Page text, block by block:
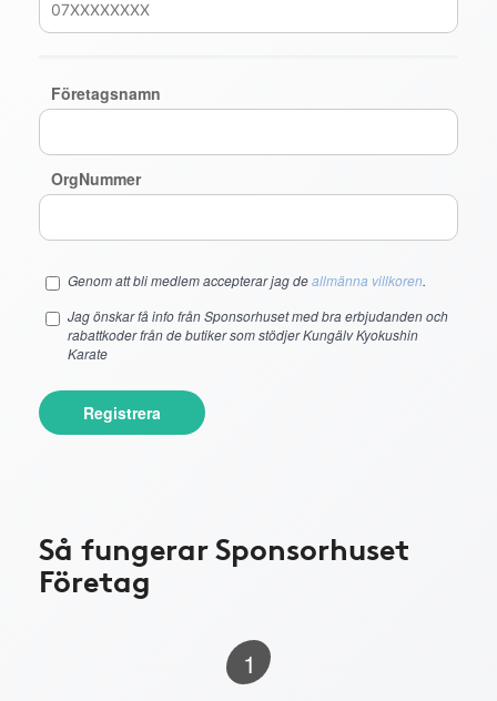
Företagsnamn
OrgNummer
Genom att bli medlem accepterar jag deallmänna villkoren.
Jag önskar få info från Sponsorhuset med bra erbjudanden och
rabattkoder från de butiker som stödjer Kungälv Kyokushin
Karate
Registrera
Så fungerar Sponsorhuset
Företag
1